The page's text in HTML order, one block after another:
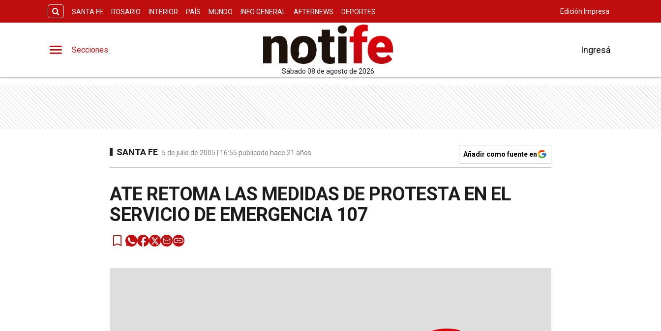
SANTA FE ROSARIO INTERIOR PAÍS MUNDO INFO GENERAL AFTERNEWS DEPORTES Edición Impresa
Secciones
sábado 08 de agosto de 2026
Ingresá
SANTA FE 5 de julio de 2005 | 16:55 publicado hace 21 años Añadir como fuente en
ATE RETOMA LAS MEDIDAS DE PROTESTA EN EL
SERVICIO DE EMERGENCIA 107